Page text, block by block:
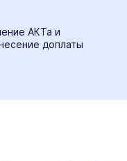
АКТа и
доплаты